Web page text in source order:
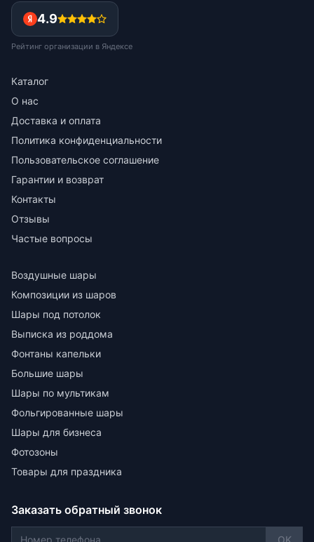
4.9
Рейтинг организации в Яндексе
Каталог
О нас
Доставка и оплата
Политика конфиденциальности
Пользовательское соглашение
Гарантии и возврат
Контакты
Отзывы
Частые вопросы
Воздушные шары
Композиции из шаров
Шары под потолок
Выписка из роддома
Фонтаны капельки
Большие шары
Шары по мультикам
Фольгированные шары
Шары для бизнеса
Фотозоны
Товары для праздника
Заказать обратный звонок
OK